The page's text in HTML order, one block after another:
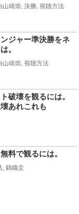
山靖崇, 決勝, 視聴方法
ジャー準決勝をネ
。
山靖崇, 視聴方法
破壊を観るには。
あれこれも
料で観るには。
, 錦織圭